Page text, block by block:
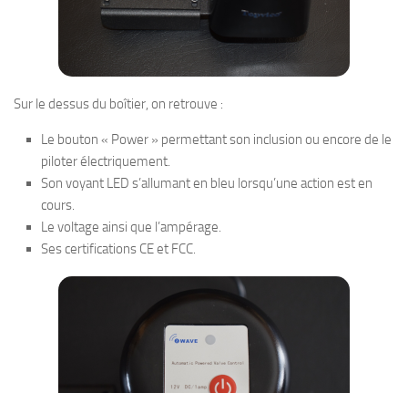
Sur le dessus du boîtier, on retrouve :
Le bouton « Power » permettant son inclusion ou encore de le
piloter électriquement.
Son voyant LED s’allumant en bleu lorsqu’une action est en
cours.
Le voltage ainsi que l’ampérage.
Ses certifications CE et FCC.